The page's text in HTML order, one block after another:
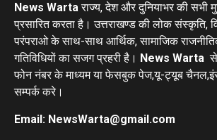
News Wartaराज्य, देश और दुनियाभर की सभी
प्रसारित करता है। उत्तराखण्ड की लोक संस्कृति,
परंपराओ के साथ-साथ आर्थिक, सामाजिक
गतिविधियों का सजग प्रहरी है। News Warta
फोन नंबर के माध्यम या फेसबुक पेज,यू-ट्यूब
सम्पर्क करे।
Email: NewsWarta@gmail.com